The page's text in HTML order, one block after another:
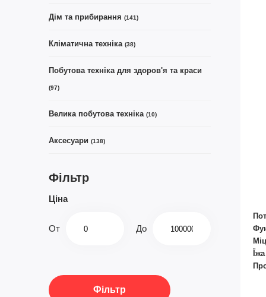
Дім та прибирання (141)
Кліматична техніка (38)
Побутова техніка для здоров'я та краси
(97)
Велика побутова техніка (10)
Аксесуари (138)
Фільтр
Ціна
От До
Фільтр